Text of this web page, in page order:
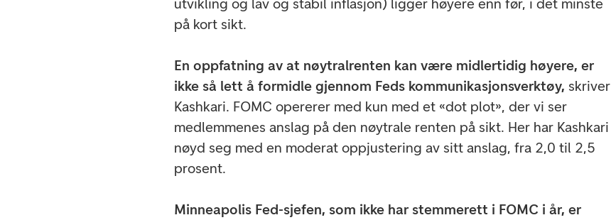
på kort sikt.
En oppfatning av at nøytralrenten kan være midlertidig høyere, er
ikke så lett å formidle gjennom Feds kommunikasjonsverktøy, skriver
Kashkari. FOMC opererer med kun med et «dot plot», der vi ser
medlemmenes anslag på den nøytrale renten på sikt. Her har Kashkari
nøyd seg med en moderat oppjustering av sitt anslag, fra 2,0 til 2,5
prosent.
Minneapolis Fed-sjefen, som ikke har stemmerett i FOMC i år, er